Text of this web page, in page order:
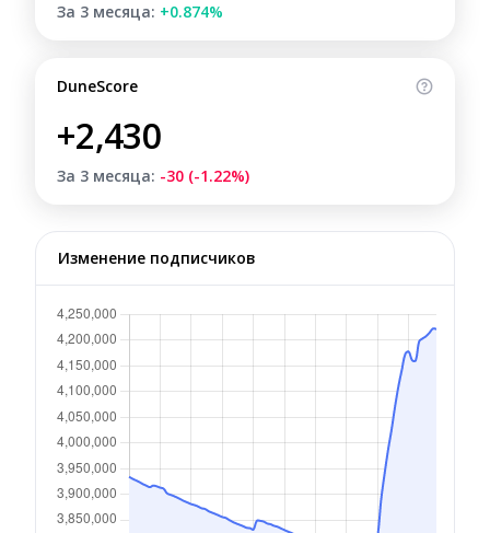
За 3 месяца: +0.874%
DuneScore
+2,430
За 3 месяца: -30 (-1.22%)
Изменение подписчиков